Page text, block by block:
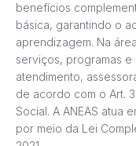
benefícios
básica, garantindo o
aprendizagem. Na
serviços, programas
atendimento,
de acordo com o Art.
Social. A ANEAS atua
por meio da Lei